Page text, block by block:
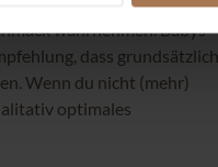
wahrnehmen. Babys
dass grundsätzlich
Wenn du nicht (mehr)
optimales